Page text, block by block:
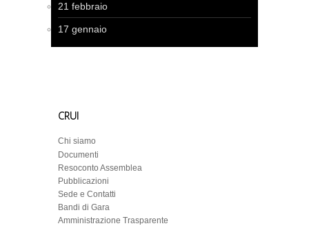
21 febbraio
17 gennaio
CRUI
Chi siamo
Documenti
Resoconto Assemblea
Pubblicazioni
Sede e Contatti
Bandi di Gara
Amministrazione Trasparente